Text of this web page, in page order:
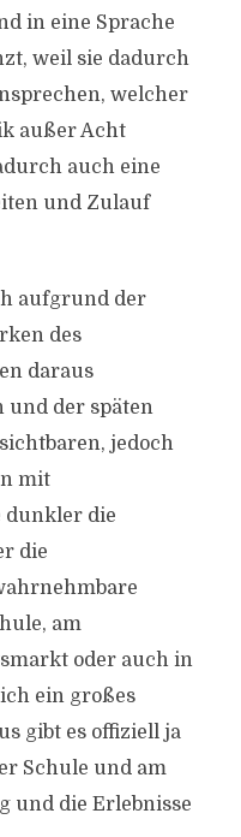
in eine Sprache
weil sie dadurch
welcher
außer Acht
auch eine
und Zulauf
aufgrund der
des
daraus
und der späten
jedoch
mit
die
die
am
oder auch in
ein großes
gibt es offiziell ja
Schule und am
und die Erlebnisse